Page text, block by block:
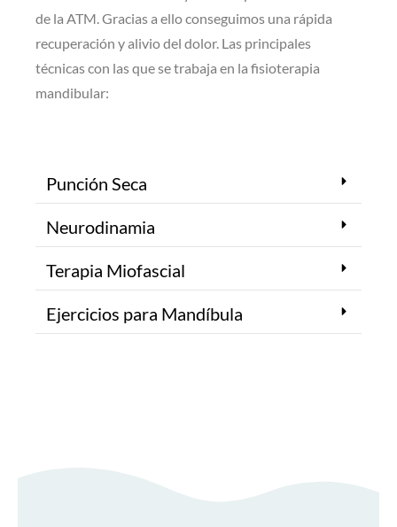
de la ATM. Gracias a ello conseguimos una rápida
recuperación y alivio del dolor. Las principales
técnicas con las que se trabaja en la fisioterapia
mandibular:
Punción Seca
Neurodinamia
Terapia Miofascial
Ejercicios para Mandíbula